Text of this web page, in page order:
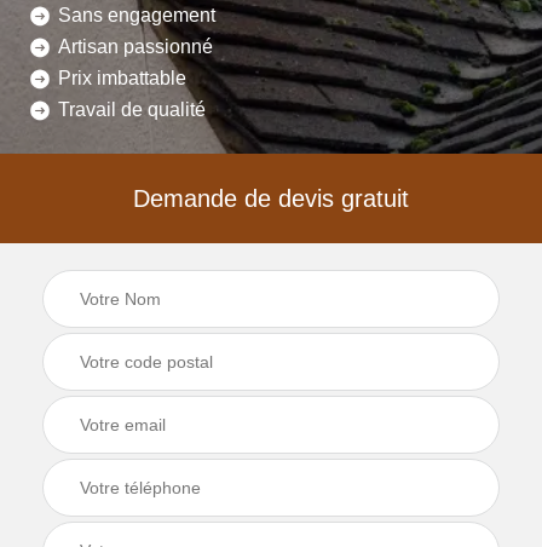
Sans engagement
Artisan passionné
Prix imbattable
Travail de qualité
Demande de devis gratuit